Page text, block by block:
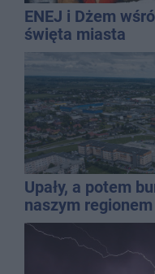
ENEJ i Dżem
święta miasta
Upały, a potem
naszym regionem